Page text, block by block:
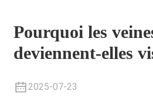
Pourquoi les
deviennent-elles
2025-07-23